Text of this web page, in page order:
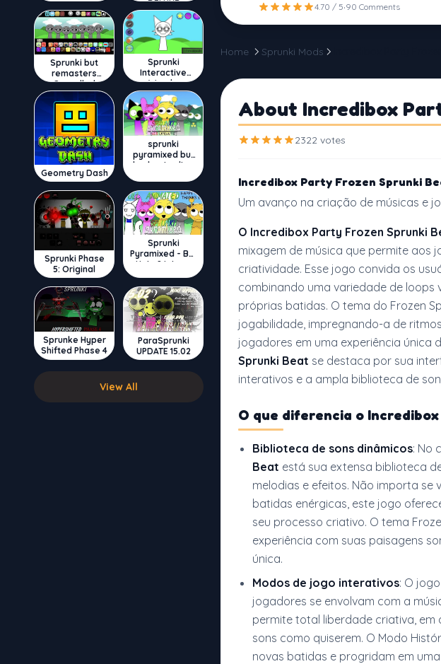
DELUXE
Sprunki but
remasters
Cancelled
Sprunki
Interactive
Wenda
Geometry Dash
sprunki
pyramixed but
broker is alive
Sprunki Phase
5: Original
Sprunki
Pyramixed - But
Upin & Ipin oc
Sprunke Hyper
Shifted Phase 4
ParaSprunki
UPDATE 15.02
View All
4.70 / 5·90 Comments
Home Sprunki Mods
About Incredibox
2322 votes
Incredibox Party Frozen Sprunki
Um avanço na criação de músicas e
O Incredibox Party Frozen Sprunki
mixagem de música que permite aos
criatividade. Esse jogo convida os
combinando uma variedade de loops
próprias batidas. O tema do Frozen
jogabilidade, impregnando-a de
jogadores em uma experiência única
Sprunki Beat se destaca por sua
interativos e a ampla biblioteca de
O que diferencia o
Biblioteca de sons dinâmicos: No
Beat está sua extensa biblioteca
melodias e efeitos. Não importa
batidas enérgicas, este jogo
seu processo criativo. O tema
experiência com suas paisagens
única.
Modos de jogo interativos: O
jogadores se envolvam com a
permite total liberdade criativa,
sons como quiserem. O Modo
novas batidas e progridam em